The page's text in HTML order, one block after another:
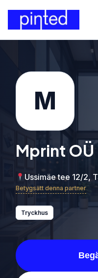
M
Mprint OÜ
Ussimäe tee 12/2,
Betygsätt denna partner
Tryckhus